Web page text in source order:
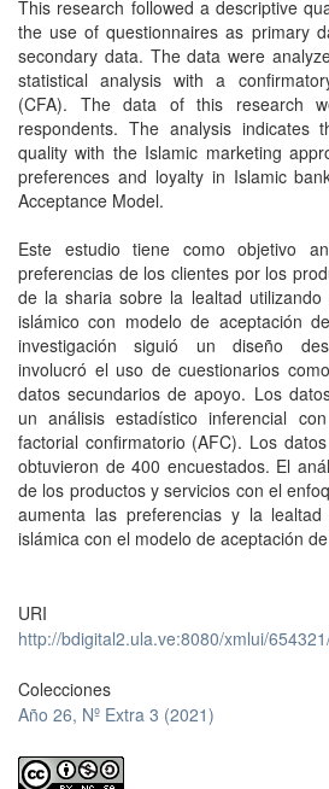
This research followed a descriptive
the use of questionnaires as primary
secondary data. The data were
statistical analysis with a
(CFA). The data of this research
respondents. The analysis indicates
quality with the Islamic marketing
preferences and loyalty in Islamic
Acceptance Model.
Este estudio tiene como objetivo
preferencias de los clientes por los
de la sharia sobre la lealtad
islámico con modelo de aceptación
investigación siguió un diseño
involucró el uso de cuestionarios
datos secundarios de apoyo. Los
un análisis estadístico inferencial
factorial confirmatorio (AFC). Los
obtuvieron de 400 encuestados. El
de los productos y servicios con el
aumenta las preferencias y la
islámica con el modelo de aceptación
URI
http://bdigital2.ula.ve:8080/xmlui/
Colecciones
Año 26, Nº Extra 3 (2021)